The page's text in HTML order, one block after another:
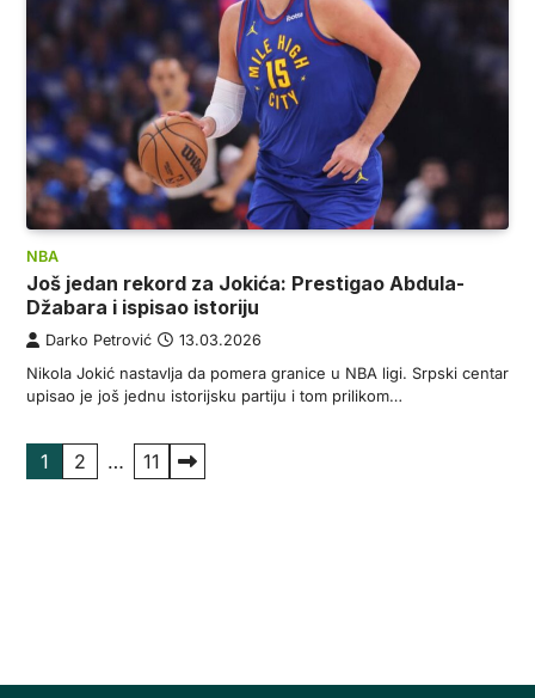
NBA
Još jedan rekord za Jokića: Prestigao Abdula-
Džabara i ispisao istoriju
Darko Petrović 13.03.2026
Nikola Jokić nastavlja da pomera granice u NBA ligi. Srpski centar
upisao je još jednu istorijsku partiju i tom prilikom…
Пагинација
1 2 … 11